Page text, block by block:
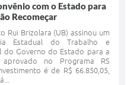
com o Estado para
Recomeçar
Rui Brizolara (UB) assinou um
Estadual do Trabalho e
do Governo do Estado para a
no Programa RS
é de R$ 66.850,05,